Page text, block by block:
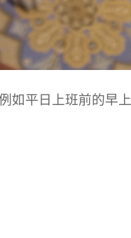
如平日上班前的早上